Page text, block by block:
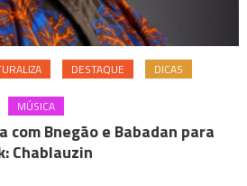
DESTAQUE DICAS
MÚSICA
Bnegão e Babadan para
Chablauzin